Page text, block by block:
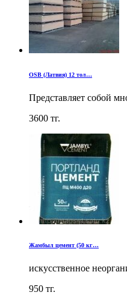
OSB (Латвия) 12 тол…
Представляет собой
3600 тг.
Жамбыл цемент (50 кг…
искусственное
950 тг.